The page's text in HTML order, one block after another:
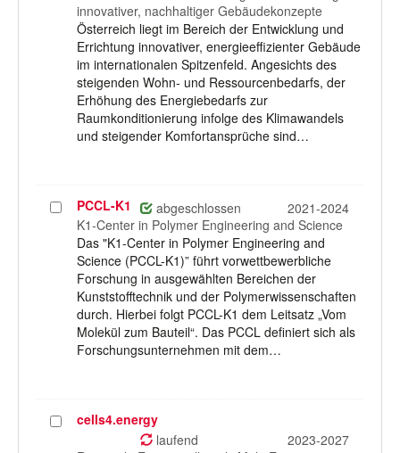
innovativer, nachhaltiger Gebäudekonzepte
Österreich liegt im Bereich der Entwicklung und
Errichtung innovativer, energieeffizienter Gebäude
im internationalen Spitzenfeld. Angesichts des
steigenden Wohn- und Ressourcenbedarfs, der
Erhöhung des Energiebedarfs zur
Raumkonditionierung infolge des Klimawandels
und steigender Komfortansprüche sind…
Projekt
auswählen
PCCL-K1 abgeschlossen
2021-2024
K1-Center in Polymer Engineering and Science
Das "K1-Center in Polymer Engineering and
Science (PCCL-K1)” führt vorwettbewerbliche
Forschung in ausgewählten Bereichen der
Kunststofftechnik und der Polymerwissenschaften
durch. Hierbei folgt PCCL-K1 dem Leitsatz „Vom
Molekül zum Bauteil“. Das PCCL definiert sich als
Forschungsunternehmen mit dem…
Projektcells4.energy
laufend
2023-2027